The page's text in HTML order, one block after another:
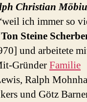
Christian
ich immer so
Ton Steine
und arbeitete
GründerFamilie
Ralph
und Götz